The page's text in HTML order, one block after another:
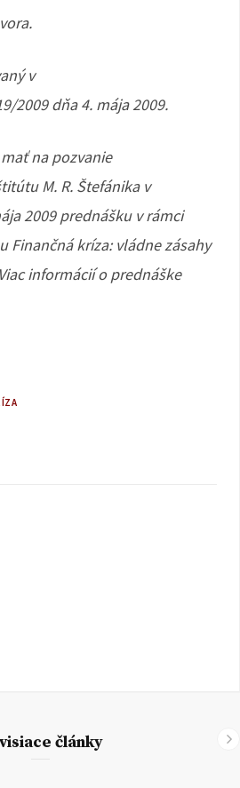
v
2009 dňa 4. mája 2009.
na pozvanie
M. R. Štefánika v
2009 prednášku v rámci
Finančná kríza: vládne zásahy
informácií o prednáške
články